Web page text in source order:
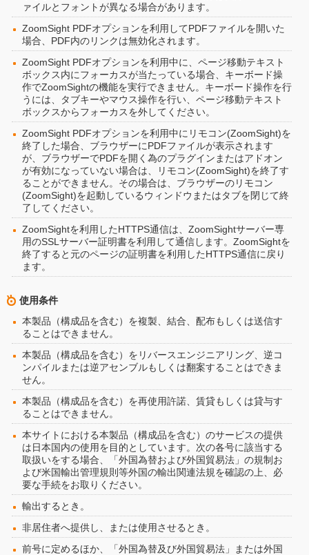
ァイルとフォントが異なる場合があります。
ZoomSight PDFオプションを利用してPDFファイルを開いた
場合、PDF内のリンクは無効化されます。
ZoomSight PDFオプションを利用中に、ページ移動テキスト
ボックス内にフォーカスが当たっている場合、キーボード操
作でZoomSightの機能を実行できません。キーボード操作を行
うには、タブキーやマウス操作を行い、ページ移動テキスト
ボックスからフォーカスを外してください。
ZoomSight PDFオプションを利用中にリモコン(ZoomSight)を
終了した場合、ブラウザーにPDFファイルが表示されます
が、ブラウザーでPDFを開く為のプラグインまたはアドオン
が有効になっていない場合は、リモコン(ZoomSight)を終了す
ることができません。その場合は、ブラウザーのリモコン
(ZoomSight)を起動しているウィンドウまたはタブを閉じて終
了してください。
ZoomSightを利用したHTTPS通信は、ZoomSightサーバー専
用のSSLサーバー証明書を利用して通信します。ZoomSightを
終了すると元のページの証明書を利用したHTTPS通信に戻り
ます。
使用条件
本製品（構成品を含む）を複製、結合、配布もしくは送信す
ることはできません。
本製品（構成品を含む）をリバースエンジニアリング、逆コ
ンパイルまたは逆アセンブルもしくは翻案することはできま
せん。
本製品（構成品を含む）を再使用許諾、賃貸もしくは貸与す
ることはできません。
本サイトにおける本製品（構成品を含む）のサービスの提供
は日本国内の使用を目的としています。次の各号に該当する
取扱いをする場合、「外国為替および外国貿易法」の規制お
よび米国輸出管理規則等外国の輸出関連法規を確認の上、必
要な手続をお取りください。
輸出するとき。
非居住者へ提供し、または使用させるとき。
前号に定めるほか、「外国為替及び外国貿易法」または外国